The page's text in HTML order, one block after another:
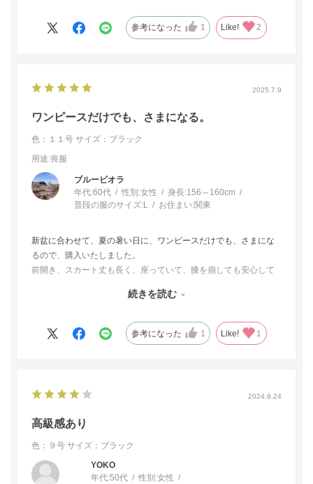
たです。
参考になった 1 Like! 2
2025.7.9
ワンピースだけでも、さまになる。
色：１１号 サイズ：ブラック
用途:喪服
ブルービオラ
年代:60代 性別:女性 身長:156～160cm
普段の服のサイズ:L お住まい:関東
新盆に合わせて、夏の暑い日に、ワンピースだけでも、さまにな
るので、購入いたしました。
前開き、スカート丈も長く、座っていて、膝を崩しても安心して
生地もさらりと着心地もよく、シンプルでスッキリしたデザイン
続きを読む
参考になった 1 Like! 1
2024.9.24
高級感あり
色：９号 サイズ：ブラック
YOKO
年代:50代 性別:女性